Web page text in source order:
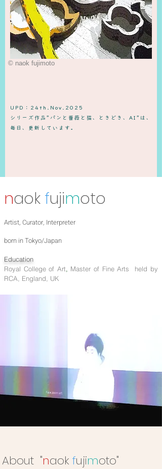
© naok fujimoto
UPD：24th.Nov.2025
​シリーズ作品”パンと薔薇と猫、ときどき、AI”は、
毎日、更新しています。
naok fujimoto
Artist, Curator, Interpreter
born in Tokyo/Japan
Education
Royal College of Art, Master of Fine Arts held by
RCA, England, UK
​About "naok fujimoto"